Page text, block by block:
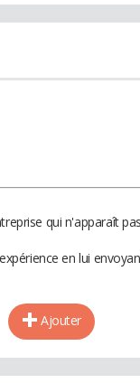
qui n'apparaît
en lui
Ajouter